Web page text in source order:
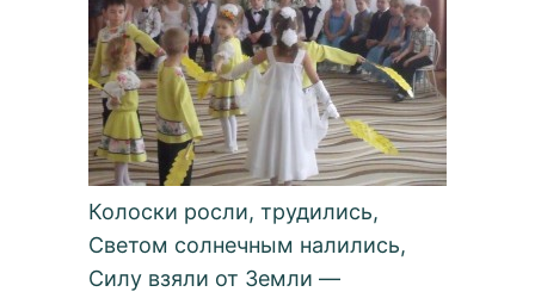
Колоски росли, трудились,
Светом солнечным налились,
Силу взяли от Земли —